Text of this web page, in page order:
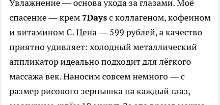
Увлажнение — основа ухода за глазами. Моё
спасение — крем 7Daysс коллагеном, кофеином
и витамином C. Цена — 599 рублей, а качество
приятно удивляет: холодный металлический
аппликатор идеально подходит для лёгкого
массажа век. Наносим совсем немного — с
размер рисового зернышка на каждый глаз,